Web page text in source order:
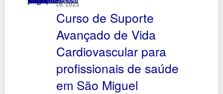
DE 2025
Curso de Suporte
Avançado de Vida
Cardiovascular para
profissionais de saúde
em São Miguel